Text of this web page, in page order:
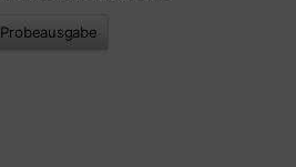
Probeausgabe